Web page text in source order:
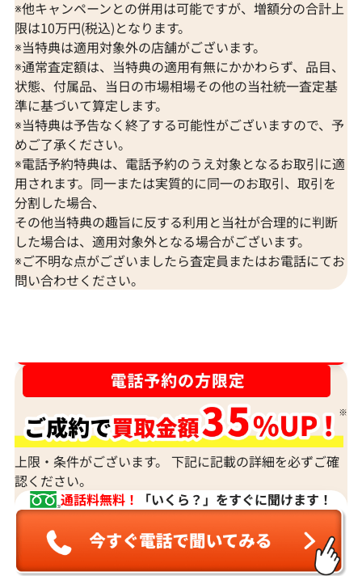
※他キャンペーンとの併用は可能ですが、増額分の合計上
限は10万円(税込)となります。
※当特典は適用対象外の店舗がございます。
※通常査定額は、当特典の適用有無にかかわらず、品目、
状態、付属品、当日の市場相場その他の当社統一査定基
準に基づいて算定します。
※当特典は予告なく終了する可能性がございますので、予
めご了承ください。
※電話予約特典は、電話予約のうえ対象となるお取引に適
用されます。同一または実質的に同一のお取引、取引を
分割した場合、
その他当特典の趣旨に反する利用と当社が合理的に判断
した場合は、適用対象外となる場合がございます。
※ご不明な点がございましたら査定員またはお電話にてお
問い合わせください。
上限・条件がございます。 下記に記載の詳細を必ずご確
認ください。
通話料無料！
「いくら？」をすぐに聞けます！